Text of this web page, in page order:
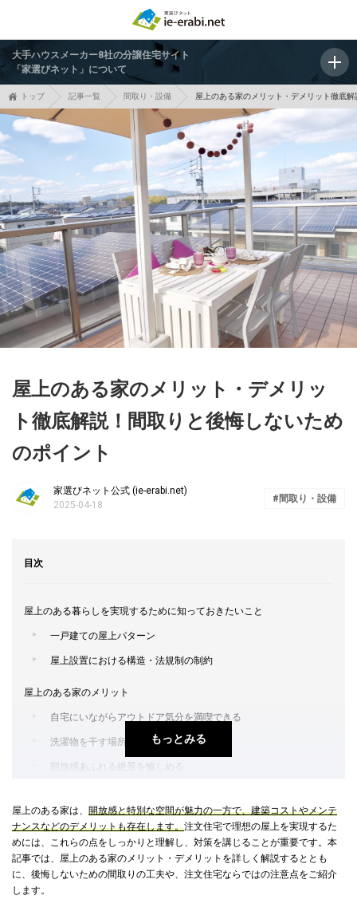
大手ハウスメーカー8社の分譲住宅サイト
「家選びネット」について
トップ 記事一覧 間取り・設備 屋上のある家のメリット・デメリット徹底
屋上のある家のメリット・デメリッ
ト徹底解説！間取りと後悔しないため
のポイント
家選びネット公式 (ie-erabi.net)
2025-04-18
間取り・設備
目次
もっとみる
屋上のある暮らしを実現するために知っておきたいこと
一戸建ての屋上パターン
屋上設置における構造・法規制の制約
屋上のある家のメリット
自宅にいながらアウトドア気分を満喫できる
洗濯物を干す場所として活用できる
開放感あふれる絶景を愉しめる
緑化して屋上庭園をつくれる
子どもやペットの安心・安全な遊び場として利用できる
延床面積に算入されない
知っておきたい屋上のある家のデメリットと対策
屋上のある家は、 開放感と特別な空間が魅力の一方で、建築コストやメンテ
ナンスなどのデメリットも存在します。注文住宅で理想の屋上を実現するた
めには、これらの点をしっかりと理解し、対策を講じることが重要です。本
記事では、屋上のある家のメリット・デメリットを詳しく解説するととも
に、後悔しないための間取りの工夫や、注文住宅ならではの注意点をご紹介
します。